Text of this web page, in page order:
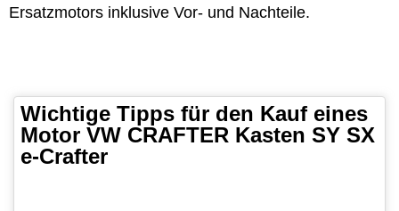
Ersatzmotors inklusive Vor- und Nachteile.
Wichtige Tipps für den Kauf eines
Motor VW CRAFTER Kasten SY SX
e-Crafter